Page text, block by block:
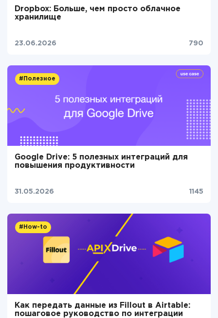
Dropbox: Больше, чем просто облачное
хранилище
23.06.2026 790
#Полезное
Google Drive: 5 полезных интеграций для
повышения продуктивности
31.05.2026 1145
#How-to
Как передать данные из Fillout в Airtable:
пошаговое руководство по интеграции